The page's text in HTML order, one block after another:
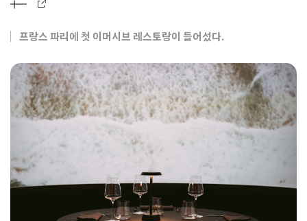
프랑스 파리에 첫 이머시브 레스토랑이 들어섰다.